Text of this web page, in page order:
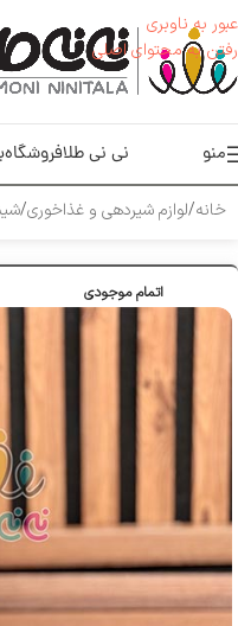
عبور به ناوبری
رفتن به محتوای اصلی
منو نی نی طلافروشگاه
خانه لوازم شیر‌دهی و غذاخوری
اتمام موجودی